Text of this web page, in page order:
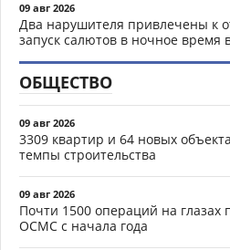
09 авг 2026
Два нарушителя привлечены к
запуск салютов в ночное время
ОБЩЕСТВО
09 авг 2026
3309 квартир и 64 новых
темпы строительства
09 авг 2026
Почти 1500 операций на
ОСМС с начала года